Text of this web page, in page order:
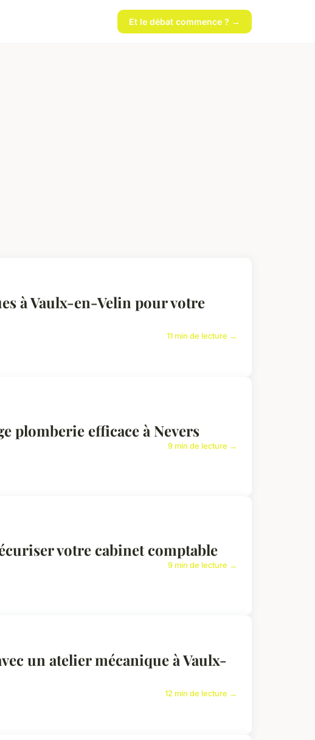
Et le débat commence ? →
à Vaulx-en-Velin pour votre
11 min de lecture →
plomberie efficace à Nevers
9 min de lecture →
votre cabinet comptable
9 min de lecture →
un atelier mécanique à Vaulx-
12 min de lecture →